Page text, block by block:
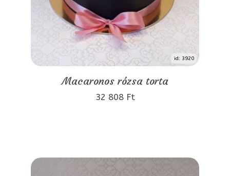
id: 3920
Macaronos rózsa torta
32 808 Ft